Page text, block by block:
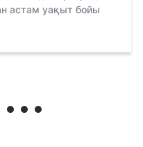
астам уақыт бойы